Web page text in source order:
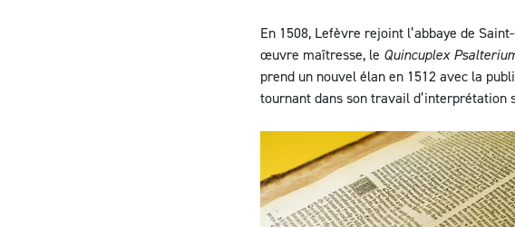
En 1508, Lefèvre rejoint l’abbaye de
œuvre maîtresse, le Quincuplex
prend un nouvel élan en 1512 avec la
tournant dans son travail d’interprétation